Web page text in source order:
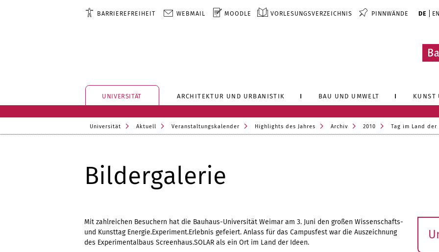
BARRIEREFREIHEIT WEBMAIL MOODLE VORLESUNGSVERZEICHNIS PINNWÄNDE DE EN
UNIVERSITÄT ARCHITEKTUR UND URBANISTIK BAU UND UMWELT KUNST
Universität Aktuell Veranstaltungskalender Highlights des Jahres Archiv 2010 Tag im Land der
Bildergalerie
Mit zahlreichen Besuchern hat die Bauhaus-Universität Weimar am 3. Juni den großen Wissenschafts-
und Kunsttag Energie.Experiment.Erlebnis gefeiert. Anlass für das Campusfest war die Auszeichnung
des Experimentalbaus Screenhaus.SOLAR als ein Ort im Land der Ideen.